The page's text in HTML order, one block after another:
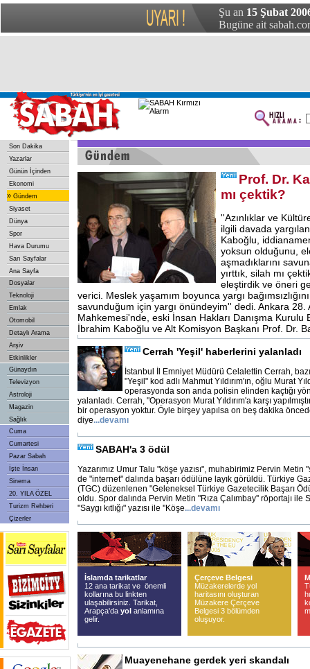
Şu an 15 Şubat
Bugüne ait
Son Dakika
Yazarlar
Günün İçinden
Ekonomi
» Gündem
Siyaset
Dünya
Spor
Hava Durumu
Sarı Sayfalar
Ana Sayfa
Dosyalar
Teknoloji
Emlak
Otomobil
Detaylı Arama
Arşiv
Etkinlikler
Günaydın
Televizyon
Astroloji
Magazin
Sağlık
Cuma
Cumartesi
Pazar Sabah
İşte İnsan
Sinema
20. YILA ÖZEL
Turizm Rehberi
Çizerler
Prof. Dr.
mı çektik?
''Azınlıklar ve
ilgili davada
Kaboğlu,
yoksun olduğunu,
aşmadıklarını
yırttık, silah mı
eleştirdik ve öneri
verici. Meslek yaşamım boyunca yargı
savunduğum için yargı önündeyim'' dedi. Ankara 28.
Mahkemesi'nde, eski İnsan Hakları Danışma Kurulu
İbrahim Kaboğlu ve Alt Komisyon Başkanı Prof. Dr.
Cerrah 'Yeşil' haberlerini yalanladı
İstanbul İl Emniyet Müdürü Celalettin Cerrah,
"Yeşil" kod adlı Mahmut Yıldırım'ın, oğlu Murat
operasyonda son anda polisin elinden kaçtığı
yalanladı. Cerrah, "Operasyon Murat Yıldırım'a karşı
bir operasyon yoktur. Öyle birşey yapılsa on beş dakika
diye...devamı
SABAH'a 3 ödül
Yazarımız Umur Talu "köşe yazısı", muhabirimiz Pervin
de "internet" dalında başarı ödülüne layık görüldü. Türkiye
(TGC) düzenlenen "Geleneksel Türkiye Gazetecilik Başarı
oldu. Spor dalında Pervin Metin "Rıza Çalımbay'' röportajı ile
"Saygı kıtlığı" yazısı ile ''Köşe...devamı
İslamda tarikatlar
12 ana tarikat ve önemli
kollarına bu linkten
ulaşabilirsiniz. Tarikat,
Arapça'da yol anlamına
gelir.
Çerçeve Belgesi
Müzakerelerde yol
haritasını oluşturan
Müzakere Çerçeve
Belgesi 3 bölümden
oluşuyor.
Muayenehane gerdek yeri skandalı